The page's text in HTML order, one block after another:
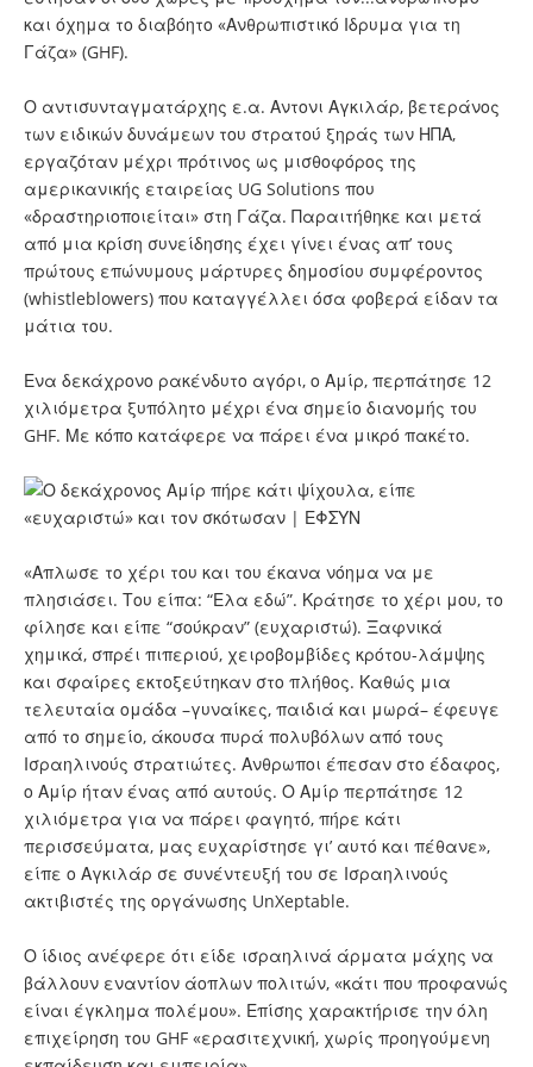
και όχημα το διαβόητο «Ανθρωπιστικό Ιδρυμα για τη
Γάζα» (GHF).
Ο αντισυνταγματάρχης ε.α. Αντονι Αγκιλάρ, βετεράνος
των ειδικών δυνάμεων του στρατού ξηράς των ΗΠΑ,
εργαζόταν μέχρι πρότινος ως μισθοφόρος της
αμερικανικής εταιρείας UG Solutions που
«δραστηριοποιείται» στη Γάζα. Παραιτήθηκε και μετά
από μια κρίση συνείδησης έχει γίνει ένας απ’ τους
πρώτους επώνυμους μάρτυρες δημοσίου συμφέροντος
(whistleblowers) που καταγγέλλει όσα φοβερά είδαν τα
μάτια του.
Ενα δεκάχρονο ρακένδυτο αγόρι, ο Αμίρ, περπάτησε 12
χιλιόμετρα ξυπόλητο μέχρι ένα σημείο διανομής του
GHF. Με κόπο κατάφερε να πάρει ένα μικρό πακέτο.
«Απλωσε το χέρι του και του έκανα νόημα να με
πλησιάσει. Του είπα: “Ελα εδώ”. Κράτησε το χέρι μου, το
φίλησε και είπε “σούκραν” (ευχαριστώ). Ξαφνικά
χημικά, σπρέι πιπεριού, χειροβομβίδες κρότου-λάμψης
και σφαίρες εκτοξεύτηκαν στο πλήθος. Καθώς μια
τελευταία ομάδα –γυναίκες, παιδιά και μωρά– έφευγε
από το σημείο, άκουσα πυρά πολυβόλων από τους
Ισραηλινούς στρατιώτες. Ανθρωποι έπεσαν στο έδαφος,
ο Αμίρ ήταν ένας από αυτούς. Ο Αμίρ περπάτησε 12
χιλιόμετρα για να πάρει φαγητό, πήρε κάτι
περισσεύματα, μας ευχαρίστησε γι’ αυτό και πέθανε»,
είπε ο Αγκιλάρ σε συνέντευξή του σε Ισραηλινούς
ακτιβιστές της οργάνωσης UnXeptable.
Ο ίδιος ανέφερε ότι είδε ισραηλινά άρματα μάχης να
βάλλουν εναντίον άοπλων πολιτών, «κάτι που προφανώς
είναι έγκλημα πολέμου». Επίσης χαρακτήρισε την όλη
επιχείρηση του GHF «ερασιτεχνική, χωρίς προηγούμενη